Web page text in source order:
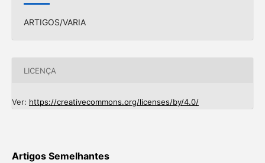
ARTIGOS/VARIA
LICENÇA
Ver: https://creativecommons.org/licenses/by/4.0/
Artigos Semelhantes